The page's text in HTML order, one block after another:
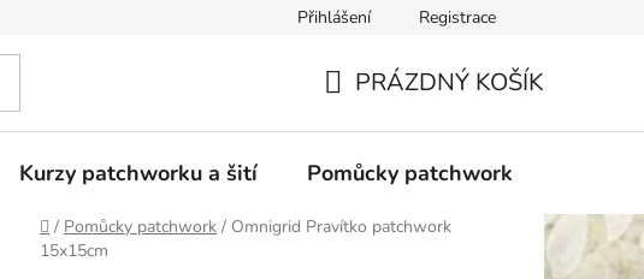
Obchodní podmínky
Přihlášení Registrace
KOŠÍK
PRÁZDNÝ KOŠÍK
Kurzy patchworku a šití Pomůcky patchwork
Domů
/ Pomůcky patchwork / Omnigrid Pravítko patchwork
15x15cm